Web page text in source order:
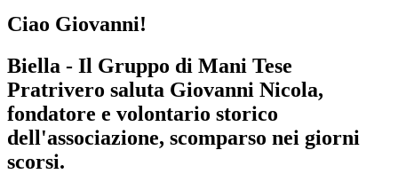
Ciao Giovanni!
Biella - Il Gruppo di Mani Tese
Pratrivero saluta Giovanni Nicola,
fondatore e volontario storico
dell'associazione, scomparso nei giorni
scorsi.